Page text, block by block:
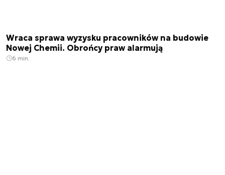
Wraca sprawa wyzysku pracowników na budowie
Nowej Chemii. Obrońcy praw alarmują
6 min.